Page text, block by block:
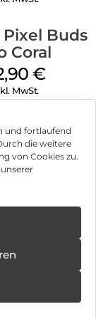
und fortlaufend
die weitere
von Cookies zu.
KI-
Ear (open) für
Stimme kommt
erzeugt, die
und privaten
für
Pixel Buds
Coral
€
MwSt.